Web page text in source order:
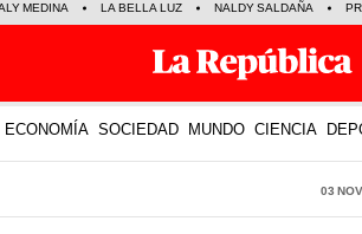
MEDINA LA BELLA LUZ NALDY SALDAÑA
ECONOMÍA SOCIEDAD MUNDO CIENCIA
03